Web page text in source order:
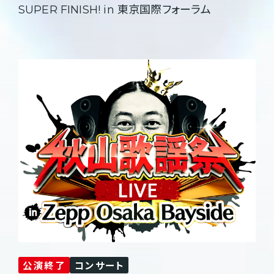
SUPER FINISH! in 東京国際フォーラム
公演終了 コンサート